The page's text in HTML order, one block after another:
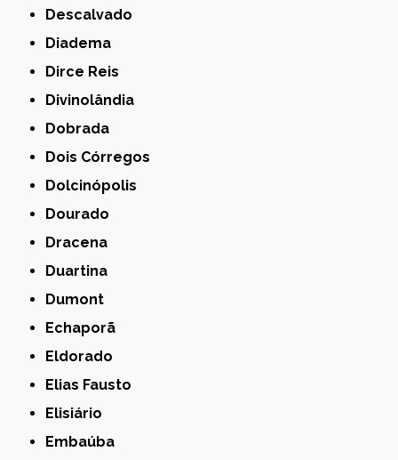
Descalvado
Diadema
Dirce Reis
Divinolândia
Dobrada
Dois Córregos
Dolcinópolis
Dourado
Dracena
Duartina
Dumont
Echaporã
Eldorado
Elias Fausto
Elisiário
Embaúba